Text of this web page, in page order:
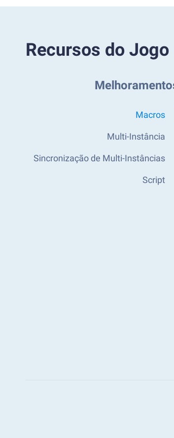
Recursos do Jogo
Macros
Multi-Instância
Sincronização de Multi-Instâncias
Script